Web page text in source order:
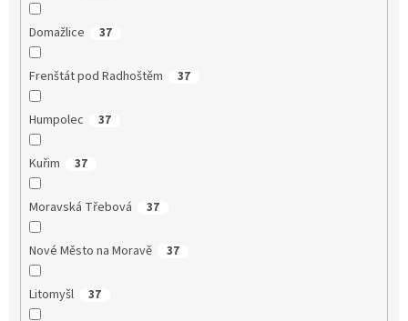
Domažlice 37
Frenštát pod Radhoštěm 37
Humpolec 37
Kuřim 37
Moravská Třebová 37
Nové Město na Moravě 37
Litomyšl 37